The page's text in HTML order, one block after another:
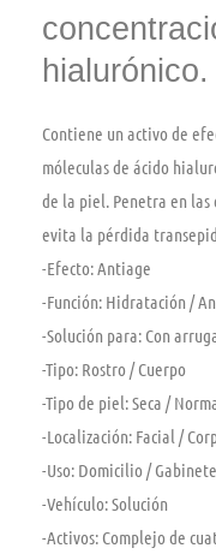
hialurónico.
Contiene un activo de
móleculas de ácido
de la piel. Penetra en las
evita la pérdida
-Efecto: Antiage
-Función: Hidratación /
-Solución para: Con
-Tipo: Rostro / Cuerpo
-Tipo de piel:Seca /
-Localización: Facial /
-Uso: Domicilio / Gabinete
-Vehículo:Solución
-Activos: Complejo de